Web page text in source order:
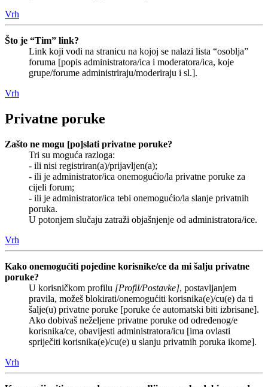
Vrh
Što je “Tim” link?
Link koji vodi na stranicu na kojoj se nalazi lista “osoblja”
foruma [popis administratora/ica i moderatora/ica, koje
grupe/forume administriraju/moderiraju i sl.].
Vrh
Privatne poruke
Zašto ne mogu [po]slati privatne poruke?
Tri su moguća razloga:
- ili nisi registriran(a)/prijavljen(a);
- ili je administrator/ica onemogućio/la privatne poruke za
cijeli forum;
- ili je administrator/ica tebi onemogućio/la slanje privatnih
poruka.
U potonjem slučaju zatraži objašnjenje od administratora/ice.
Vrh
Kako onemogućiti pojedine korisnike/ce da mi šalju privatne
poruke?
U korisničkom profilu [Profil/Postavke], postavljanjem
pravila, možeš blokirati/onemogućiti korisnika(e)/cu(e) da ti
šalje(u) privatne poruke [poruke će automatski biti izbrisane].
Ako dobivaš neželjene privatne poruke od određenog/e
korisnika/ce, obavijesti administratora/icu [ima ovlasti
spriječiti korisnika(e)/cu(e) u slanju privatnih poruka ikome].
Vrh